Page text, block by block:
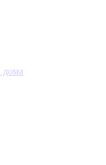
дома